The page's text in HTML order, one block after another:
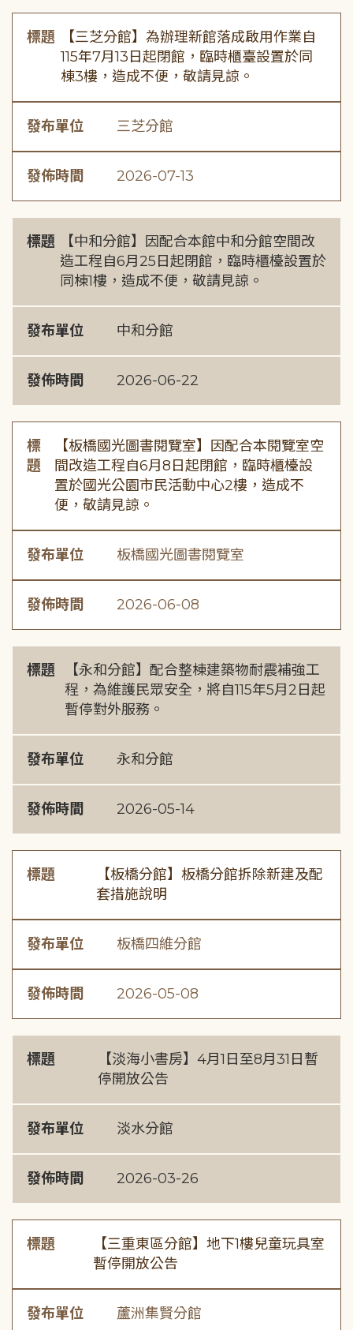
標題
【三芝分館】為辦理新館落成啟用作業自
115年7月13日起閉館，臨時櫃臺設置於同
棟3樓，造成不便，敬請見諒。
發布單位 三芝分館
發佈時間 2026-07-13
標題
【中和分館】因配合本館中和分館空間改
造工程自6月25日起閉館，臨時櫃檯設置於
同棟1樓，造成不便，敬請見諒。
發布單位 中和分館
發佈時間 2026-06-22
標
題
【板橋國光圖書閱覽室】因配合本閱覽室空
間改造工程自6月8日起閉館，臨時櫃檯設
置於國光公園市民活動中心2樓，造成不
便，敬請見諒。
發布單位 板橋國光圖書閱覽室
發佈時間 2026-06-08
標題
【永和分館】配合整棟建築物耐震補強工
程，為維護民眾安全，將自115年5月2日起
暫停對外服務。
發布單位 永和分館
發佈時間 2026-05-14
標題
【板橋分館】板橋分館拆除新建及配
套措施說明
發布單位 板橋四維分館
發佈時間 2026-05-08
標題
【淡海小書房】4月1日至8月31日暫
停開放公告
發布單位 淡水分館
發佈時間 2026-03-26
標題
【三重東區分館】地下1樓兒童玩具室
暫停開放公告
發布單位 蘆洲集賢分館